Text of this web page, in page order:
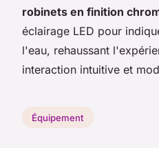
robinets en finition
éclairage LED pour
l'eau, rehaussant
interaction intuitive et
Équipement